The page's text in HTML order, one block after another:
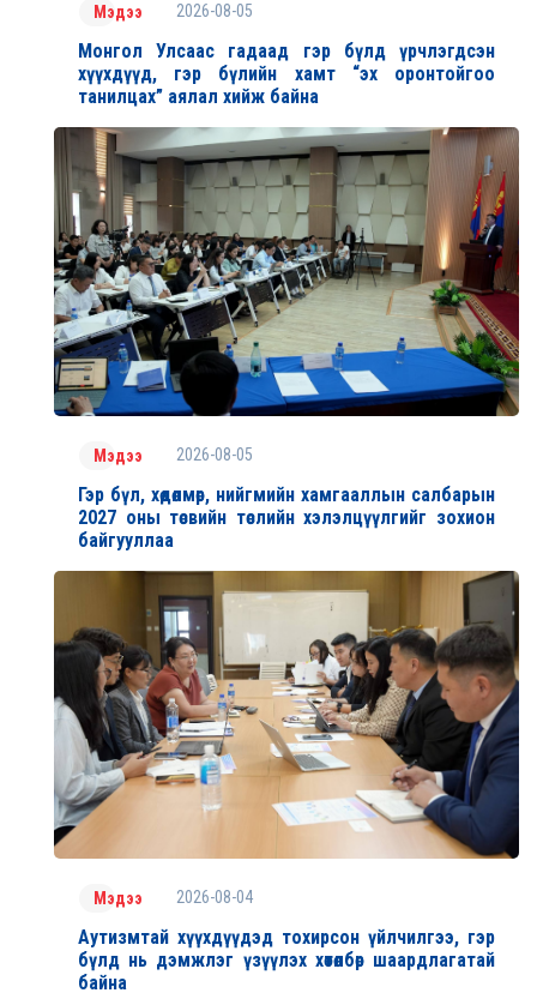
Мэдээ 2026-08-05
Монгол Улсаас гадаад гэр бүлд үрчлэгдсэн
хүүхдүүд, гэр бүлийн хамт “эх оронтойгоо
танилцах” аялал хийж байна
Мэдээ 2026-08-05
Гэр бүл, хөдөлмөр, нийгмийн хамгааллын салбарын
2027 оны төсвийн төслийн хэлэлцүүлгийг зохион
байгууллаа
Мэдээ 2026-08-04
Аутизмтай хүүхдүүдэд тохирсон үйлчилгээ, гэр
бүлд нь дэмжлэг үзүүлэх хөтөлбөр шаардлагатай
байна